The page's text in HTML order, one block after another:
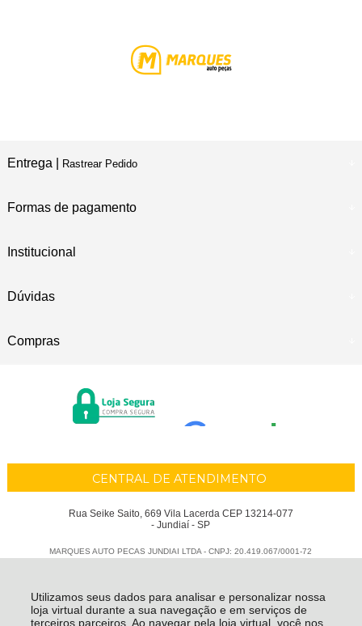
Utilizamos seus dados para analisar e personalizar nossa
loja virtual durante a sua navegação e em serviços de
terceiros parceiros. Ao navegar pela loja virtual, você nos
Entrega | Rastrear Pedido
Formas de pagamento
Institucional
Dúvidas
Compras
CENTRAL DE ATENDIMENTO
Rua Seike Saito, 669 Vila Lacerda CEP 13214-077
- Jundiaí - SP
MARQUES AUTO PECAS JUNDIAI LTDA - CNPJ: 20.419.067/0001-72